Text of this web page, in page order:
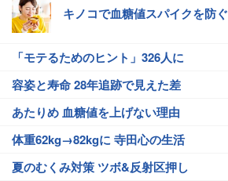
キノコで血糖値スパイクを防ぐ
「モテるためのヒント」326人に
容姿と寿命 28年追跡で見えた差
あたりめ 血糖値を上げない理由
体重62kg→82kgに 寺田心の生活
夏のむくみ対策 ツボ&反射区押し